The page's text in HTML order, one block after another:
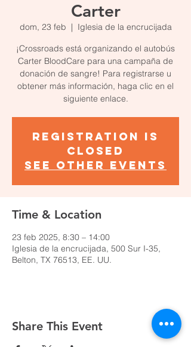
Carter
dom, 23 feb
  |
Iglesia de la encrucijada
¡Crossroads está organizando el autobús
Carter BloodCare para una campaña de
donación de sangre! Para registrarse u
obtener más información, haga clic en el
siguiente enlace.
Registration is
closed
See other events
Time & Location
23 feb 2025, 8:30 – 14:00
Iglesia de la encrucijada, 500 Sur I-35,
Belton, TX 76513, EE. UU.
Share This Event